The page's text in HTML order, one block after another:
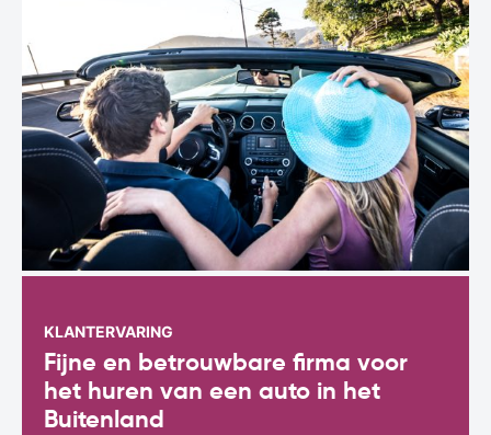
KLANTERVARING
Fijne en betrouwbare firma voor
het huren van een auto in het
Buitenland